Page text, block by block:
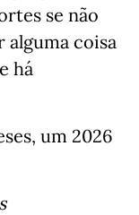
se não
coisa
há
um 2026